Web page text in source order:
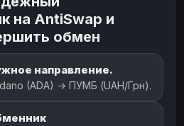
на AntiSwap и
обмен
направление.
(ADA) → ПУМБ (UAH/Грн).